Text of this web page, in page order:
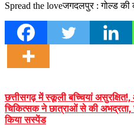
Spread the loveजगदलपुर : गोल्ड की
छत्तीसगढ़ में स्कूली बच्चियां
चिकित्सक ने छात्राओं से की अभद्रता,
किया सस्पेंड